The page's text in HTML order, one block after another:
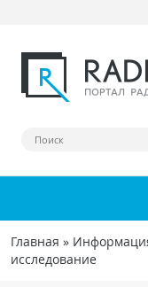
НОВОЕ НА САЙТЕ
СООБЩЕСТВО
Вы здесь
Главная »
исследование